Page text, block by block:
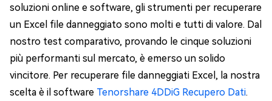
soluzioni online e software, gli strumenti per recuperare
un Excel file danneggiato sono molti e tutti di valore. Dal
nostro test comparativo, provando le cinque soluzioni
più performanti sul mercato, è emerso un solido
vincitore. Per recuperare file danneggiati Excel, la nostra
scelta è il software Tenorshare 4DDiG Recupero Dati.